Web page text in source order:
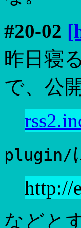
#20-02
昨日寝
で、公
plugin/
http://
などと